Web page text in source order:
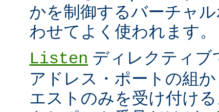
かを制御するバーチャ
わせてよく使われます。
Listen ディレクティブ
アドレス・ポートの組
エストのみを受け付け